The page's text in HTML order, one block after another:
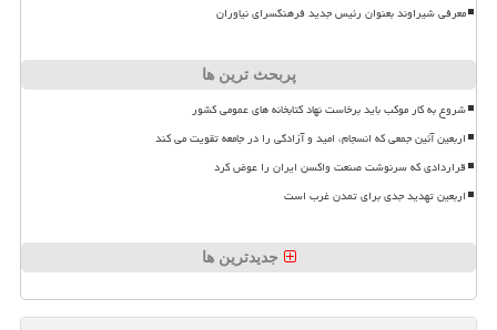
معرفی شیراوند بعنوان رئیس جدید فرهنگسرای نیاوران
پربحث ترین ها
شروع به کار موکب باید برخاست نهاد کتابخانه های عمومی کشور
اربعین آئین جمعی که انسجام، امید و آزادگی را در جامعه تقویت می کند
قراردادی که سرنوشت صنعت واکسن ایران را عوض کرد
اربعین تهدید جدی برای تمدن غرب است
جدیدترین ها